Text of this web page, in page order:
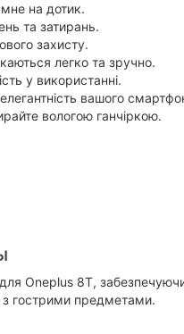
на дотик.
та затирань.
захисту.
легко та зручно.
у використанні.
вашого
вологою ганчіркою.
Oneplus 8T,
з гострими предметами.